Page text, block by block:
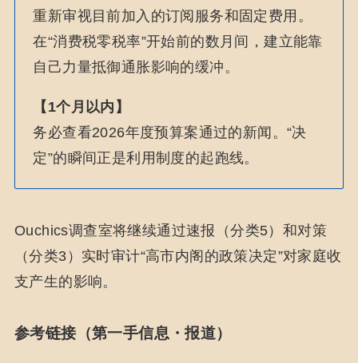
重新审视目前加入的订阅服务和固定费用。
在“消费税零税率”开始前的数月间，建立能靠
自己力量抵御通胀影响的缓冲。
【1个月以内】
务必查看2026年度预算案通过的新闻。“决
定”的瞬间正是利用制度的起跑线。
Ouchics调查室将继续通过速报（分类5）和对策
（分类3）实时审计“高市内阁的政策决定”对家庭收
支产生的影响。
参考链接（第一手信息・报道）